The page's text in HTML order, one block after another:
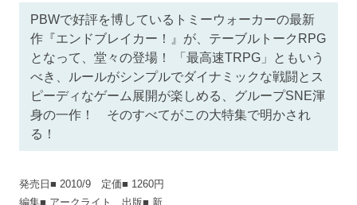
PBWで好評を博しているトミーウォーカーの最新
作『エンドブレイカー！』が、テーブルトークRPG
となって、堂々の登場！ 「最高速TRPG」ともいう
べき、ルールがシンプルでダイナミックな戦闘とス
ピーディなゲーム展開が楽しめる、グループSNE渾
身の一作！ そのすべてがこの大特集で明かされ
る！
発売日■ 2010/9 定価■ 1260円
編集■ アークライト 出版■ 新